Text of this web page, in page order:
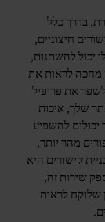
בדרך כלל
חיצוניים,
יכול להשתנות,
מחכה לראות את
את פרופיל
שלך, איכות
להשפיע
מהר יותר,
קישורים היא
שירות זה,
שלוקח לראות